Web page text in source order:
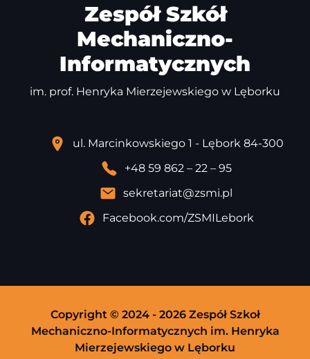
Zespół Szkół
Mechaniczno-
Informatycznych
im. prof. Henryka Mierzejewskiego w Lęborku
ul. Marcinkowskiego 1 - Lębork 84-300
+48 59 862 – 22 – 95
sekretariat@zsmi.pl
Facebook.com/ZSMILebork
Copyright © 2024 - 2026 Zespół Szkoł
Mechaniczno-Informatycznych im. Henryka
Mierzejewskiego w Lęborku